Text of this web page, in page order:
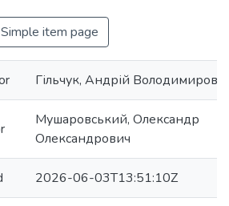
Simple item page
Гільчук, Андрій
Мушаровський, Олександр
Олександрович
2026-06-03T13:51:10Z